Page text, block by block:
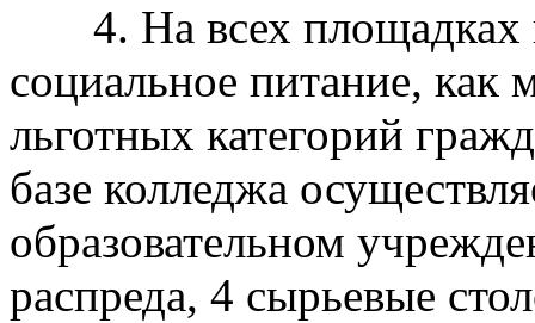
4. На всех площадках
социальное питание, как
льготных категорий
базе колледжа
образовательном
распреда, 4 сырьевые